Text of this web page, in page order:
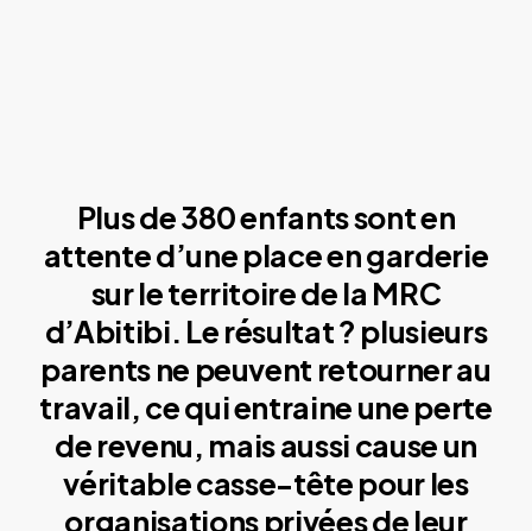
Plus de 380 enfants sont en
attente d’une place en garderie
sur le territoire de la MRC
d’Abitibi. Le résultat ? plusieurs
parents ne peuvent retourner au
travail, ce qui entraine une perte
de revenu, mais aussi cause un
véritable casse-tête pour les
organisations privées de leur